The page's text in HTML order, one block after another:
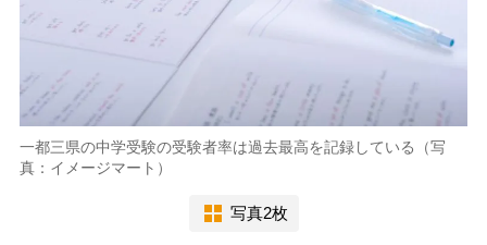
一都三県の中学受験の受験者率は過去最高を記録している（写
真：イメージマート）
写真2枚